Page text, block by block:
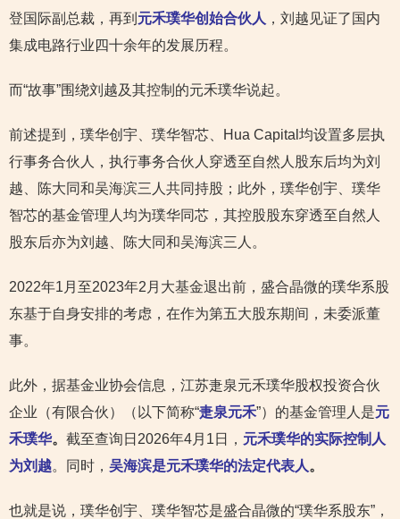
登国际副总裁，再到 元禾璞华创始合伙人 ，刘越见证了国内
集成电路行业四十余年的发展历程。
而“故事”围绕刘越及其控制的元禾璞华说起。
前述提到，璞华创宇、璞华智芯、Hua Capital均设置多层执
行事务合伙人，执行事务合伙人穿透至自然人股东后均为刘
越、陈大同和吴海滨三人共同持股；此外，璞华创宇、璞华
智芯的基金管理人均为璞华同芯，其控股股东穿透至自然人
股东后亦为刘越、陈大同和吴海滨三人。
2022年1月至2023年2月大基金退出前，盛合晶微的璞华系股
东基于自身安排的考虑，在作为第五大股东期间，未委派董
事。
此外，据基金业协会信息，江苏疌泉元禾璞华股权投资合伙
企业（有限合伙）（以下简称“疌泉元禾”）的基金管理人是元
禾璞华。 截至查询日2026年4月1日， 元禾璞华的实际控制人
为刘越。同时， 吴海滨是元禾璞华的法定代表人。
也就是说，璞华创宇、璞华智芯是盛合晶微的“璞华系股东”，